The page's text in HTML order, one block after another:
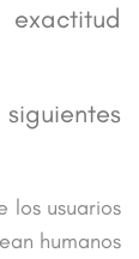
los usuarios
humanos